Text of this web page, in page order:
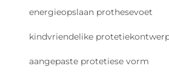
energieopslaan prothesevoet
kindvriendelike
aangepaste protetiese vorm